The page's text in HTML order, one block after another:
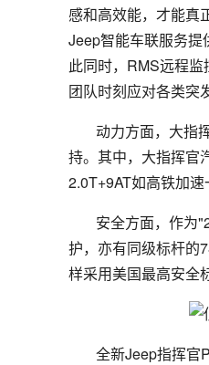
感和高效能，才能真
Jeep智能车联服务提
此同时，RMS远程
团队时刻应对各类突
动力方面，大指
持。其中，大指挥官
2.0T+9AT如高铁加速
安全方面，作为
护，亦有同级标杆的
样采用美国最高安全
全新Jeep指挥官